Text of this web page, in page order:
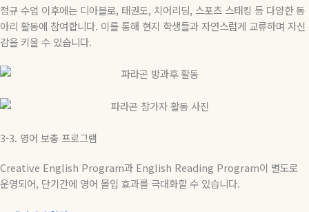
정규 수업 이후에는 디아블로, 태권도, 치어리딩, 스포츠 스태킹 등 다양한 동
아리 활동에 참여합니다. 이를 통해 현지 학생들과 자연스럽게 교류하며 자신
감을 키울 수 있습니다.
3-3. 영어 보충 프로그램
Creative English Program과 English Reading Program이 별도로
운영되어, 단기간에 영어 몰입 효과를 극대화할수 있습니다.